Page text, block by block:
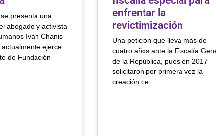
presenta una
abogado y activista
Iván Chanis
ejerce
de Fundación
enfrentar la
revictimización
Una petición que lleva más de
cuatro años ante la Fiscalía
de la República, pues en 2017
solicitaron por primera vez la
creación de